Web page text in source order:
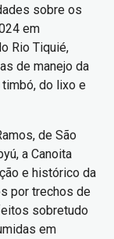
sobre os
em
Rio Tiquié,
de manejo da
do lixo e
de São
a Canoita
e histórico da
por trechos de
sobretudo
em